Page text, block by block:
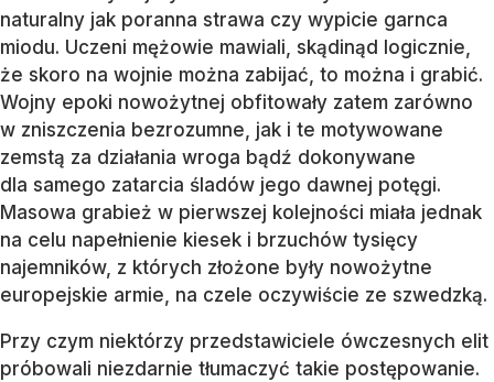
naturalny jak poranna strawa czy wypicie garnca
miodu. Uczeni mężowie mawiali, skądinąd logicznie,
że skoro na wojnie można zabijać, to można i grabić.
Wojny epoki nowożytnej obfitowały zatem zarówno
w zniszczenia bezrozumne, jak i te motywowane
zemstą za działania wroga bądź dokonywane
dla samego zatarcia śladów jego dawnej potęgi.
Masowa grabież w pierwszej kolejności miała jednak
na celu napełnienie kiesek i brzuchów tysięcy
najemników, z których złożone były nowożytne
europejskie armie, na czele oczywiście ze szwedzką.
Przy czym niektórzy przedstawiciele ówczesnych elit
próbowali niezdarnie tłumaczyć takie postępowanie.